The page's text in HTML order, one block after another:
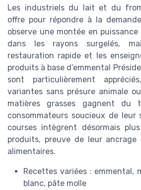
Les industriels du lait et du
offre pour répondre à la
observe une montée en
dans les rayons surgelés,
restauration rapide et les
produits à base d’emmental
sont particulièrement
variantes sans présure animale
matières grasses gagnent du
consommateurs soucieux de leur
courses intègrent désormais
produits, preuve de leur ancrage
alimentaires.
Recettes variées : emmental,
blanc, pâte molle